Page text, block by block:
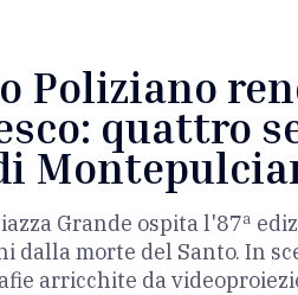
Poliziano
quattro
Grande ospita l'87ª
dalla morte del Santo. In
arricchite da